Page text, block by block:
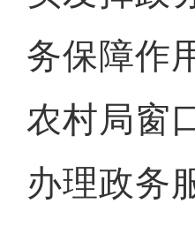
务保障作
农村局窗
办理政务